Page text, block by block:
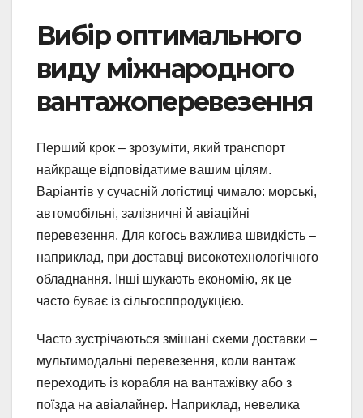
Вибір оптимального
виду міжнародного
вантажоперевезення
Перший крок – зрозуміти, який транспорт
найкраще відповідатиме вашим цілям.
Варіантів у сучасній логістиці чимало: морські,
автомобільні, залізничні й авіаційні
перевезення. Для когось важлива швидкість –
наприклад, при доставці високотехнологічного
обладнання. Інші шукають економію, як це
часто буває із сільгосппродукцією.
Часто зустрічаються змішані схеми доставки –
мультимодальні перевезення, коли вантаж
переходить із корабля на вантажівку або з
поїзда на авіалайнер. Наприклад, невелика